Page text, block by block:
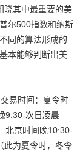
其中最重要的美
尔500指数和纳斯
同的算法形成的
本能够判断出美
易时间：夏令时
9:30-次日凌晨
北京时间晚10:30-
此为夏令时，冬令